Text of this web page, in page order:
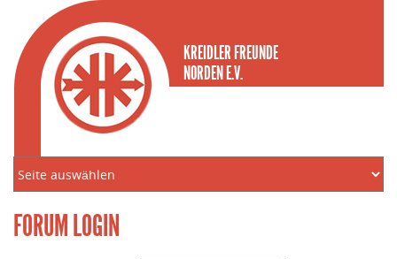
KREIDLER FREUNDE
NORDEN E.V.
FORUM LOGIN